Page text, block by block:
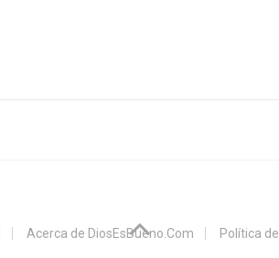
Acerca de DiosEsBueno.Com Política